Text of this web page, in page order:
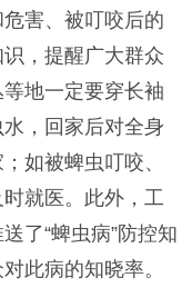
害、被叮咬后的
，提醒广大群众
地一定要穿长袖
，回家后对全身
如被蜱虫叮咬、
就医。此外，工
了“蜱虫病”防控知
此病的知晓率。